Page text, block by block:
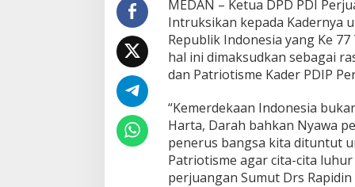
a
M
e
r
i
a
k
a
n
P
e
r
MEDAN – Ketua DPD PDI
Intruksikan kepada Kadernya
Republik Indonesia yang Ke
hal ini dimaksudkan sebagai
dan Patriotisme Kader PDIP
“Kemerdekaan Indonesia
Harta, Darah bahkan Nyawa
penerus bangsa kita dituntut
Patriotisme agar cita-cita
perjuangan Sumut Drs Rapidin